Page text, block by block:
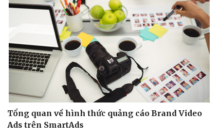
Tổng quan về hình thức quảng cáo Brand Video
Ads trên SmartAds